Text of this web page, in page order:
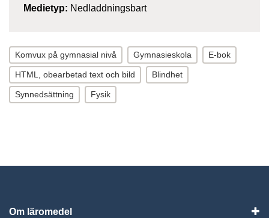
Medietyp: Nedladdningsbart
Komvux på gymnasial nivå Gymnasieskola E-bok
HTML, obearbetad text och bild Blindhet
Synnedsättning Fysik
Om läromedel